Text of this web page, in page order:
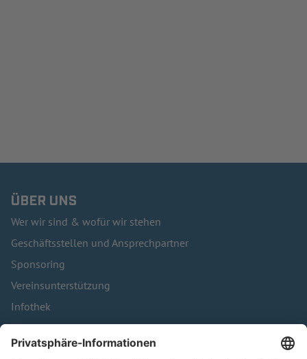
ÜBER UNS
Wer wir sind & wofür wir stehen
Geschäftsstellen und Ansprechpartner
Sponsoring
Vereinsunterstützung
Infothek
Kontakt